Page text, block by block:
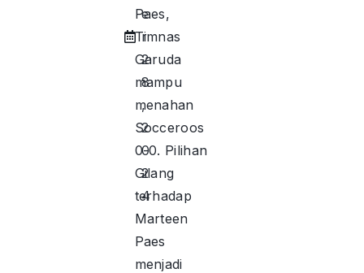
e
r
2
8
,
2
0
2
4
Paes,
Timnas
Garuda
mampu
menahan
Socceroos
0-0. Pilihan
Gilang
terhadap
Marteen
Paes
menjadi